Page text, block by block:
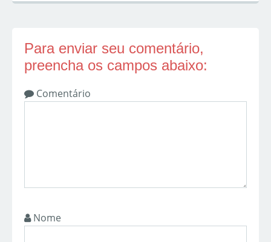
Para enviar seu comentário,
preencha os campos abaixo:
Comentário
Nome